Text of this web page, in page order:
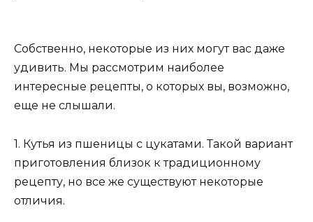
Собственно, некоторые из них могут вас даже
удивить. Мы рассмотрим наиболее
интересные рецепты, о которых вы, возможно,
еще не слышали.
1. Кутья из пшеницы с цукатами. Такой вариант
приготовления близок к традиционному
рецепту, но все же существуют некоторые
отличия.